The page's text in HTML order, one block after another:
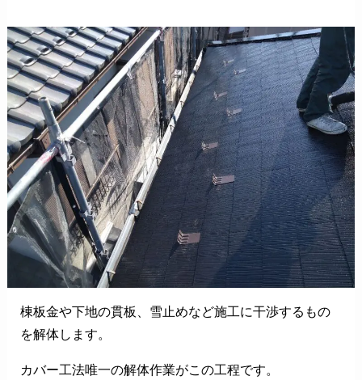
棟板金や下地の貫板、雪止めなど施工に干渉するもの
を解体します。
カバー工法唯一の解体作業がこの工程です。